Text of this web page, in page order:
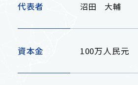
代表者 沼田 大輔
資本金 100万人民元